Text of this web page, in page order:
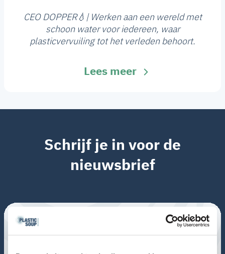
CEO DOPPER💧| Werken aan een wereld met
schoon water voor iedereen, waar
plasticvervuiling tot het verleden behoort.
Lees meer
Schrijf je in voor de
nieuwsbrief